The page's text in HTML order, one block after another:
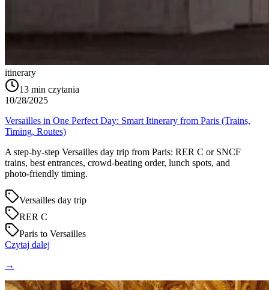
itinerary
13 min czytania
10/28/2025
Versailles in One Perfect Day: Smart Itinerary from Paris (Trains,
Timing, Routes)
A step‑by‑step Versailles day trip from Paris: RER C or SNCF
trains, best entrances, crowd‑beating order, lunch spots, and
photo‑friendly timing.
Versailles day trip
RER C
Paris to Versailles
Czytaj dalej
→